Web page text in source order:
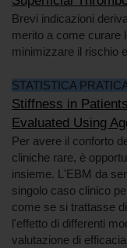
Brevi indicazioni
merito a come curare
minimizzare il rischio
STATISTICA
Stiffness in
Evaluated Using
Per avere il conforto
cliniche rare, è
insieme. L'EBM da
singolo caso clinico
come se si trattasse
l'effetto di differenti
valutazione di